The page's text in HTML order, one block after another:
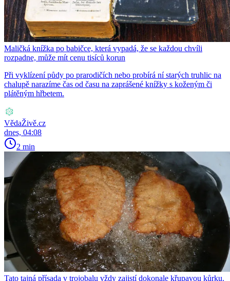
Maličká knížka po babičce, která vypadá, že se každou chvíli
rozpadne, může mít cenu tisíců korun
Při vyklízení půdy po prarodičích nebo probírá ní starých truhlic na
chalupě narazíme čas od času na zaprášené knížky s koženým či
plátěným hřbetem.
VědaŽivě.cz
dnes, 04:08
2 min
Tato tajná přísada v trojobalu vždy zajistí dokonale křupavou kůrku.